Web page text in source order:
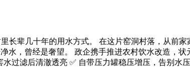
长辈几十年的用水方式。 在这片窑洞村落，从前
，曾经是奢望。 政企携手推进农村饮水改造，
过滤后清澈透亮 ✅ 自带压力罐稳压增压，告别水